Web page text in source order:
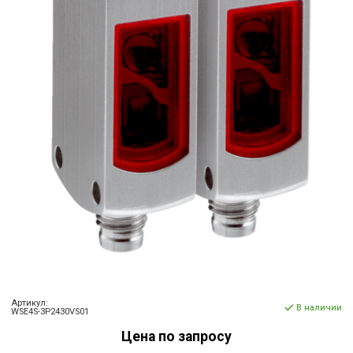
Артикул:
WSE4S-3P2430VS01
В наличии
Цена по запросу